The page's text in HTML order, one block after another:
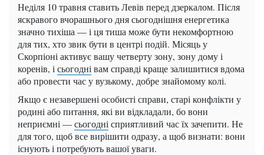
Неділя 10 травня ставить Левів перед дзеркалом. Після
яскравого вчорашнього дня сьогоднішня енергетика
значно тихіша — і ця тиша може бути некомфортною
для тих, хто звик бути в центрі подій. Місяць у
Скорпіоні активує вашу четверту зону, зону дому і
коренів, і сьогодні вам справді краще залишитися вдома
або провести час у вузькому, добре знайомому колі.
Якщо є незавершені особисті справи, старі конфлікти у
родині або питання, які ви відкладали, бо вони
неприємні —сьогодні сприятливий час їх зачепити. Не
для того, щоб все вирішити одразу, а щоб визнати: вони
існують і потребують вашої уваги.